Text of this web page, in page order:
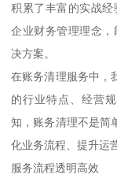
积累了丰富的实战
企业财务管理理念
决方案。
在账务清理服务中，
的行业特点、经营
知，账务清理不是简
化业务流程、提升运
服务流程透明高效